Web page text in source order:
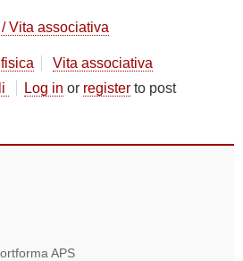
Vita associativa
Vita associativa
Log in or register to post
APS